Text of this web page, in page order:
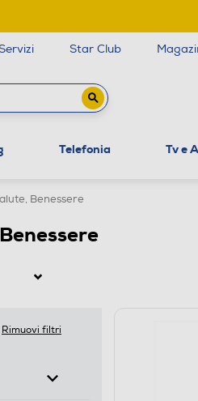
Servizi Star Club
Telefonia Tv e
Benessere
Rimuovi filtri